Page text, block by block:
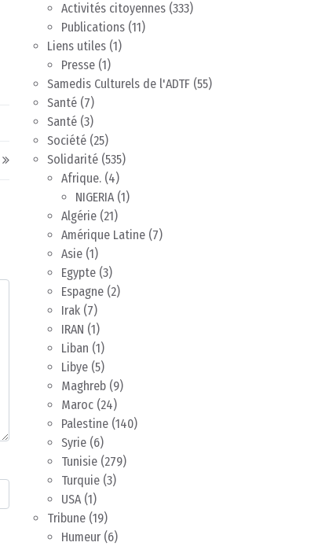
Activités citoyennes (333)
Publications (11)
Liens utiles (1)
Presse (1)
Samedis Culturels de l'ADTF (55)
Santé (7)
Santé (3)
Société (25)
Solidarité (535)
Afrique. (4)
NIGERIA(1)
Algérie (21)
Amérique Latine (7)
Asie (1)
Egypte (3)
Espagne (2)
Irak (7)
IRAN (1)
Liban (1)
Libye (5)
Maghreb (9)
Maroc (24)
Palestine (140)
Syrie (6)
Tunisie (279)
Turquie (3)
USA(1)
Tribune (19)
Humeur (6)